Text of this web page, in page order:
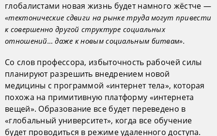
глобалистами новая жизнь будет намного жёстче —
«тектонические сдвиги на рынке труда могут привести
к совершенно другой структуре социальных
отношений… даже к новым социальным битвам».
Со слов профессора, избыточность рабочей силы
планируют разрешить внедрением новой
медицины с программой «интернет тела», которая
похожа на примитивную платформу «интернета
вещей». Образование все будет переведено в
«глобальный университет», когда все обучение
будет проводиться в режиме удаленного доступа.